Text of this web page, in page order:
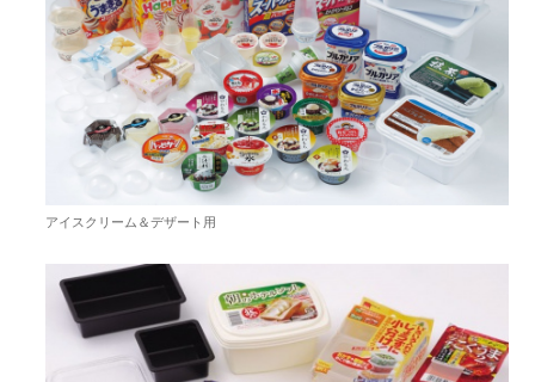
アイスクリーム＆デザート用